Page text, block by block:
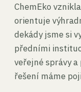
ChemEko
orientuje
dekády jsme si
předními
veřejné správy
řešení máme